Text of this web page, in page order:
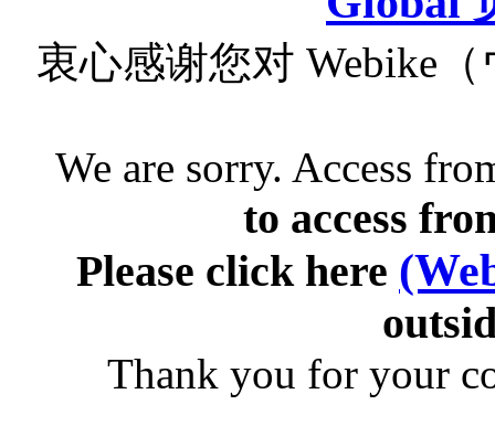
衷心感谢您对 Webike
We are sorry. Access
to access
Please click here
Thank you for your